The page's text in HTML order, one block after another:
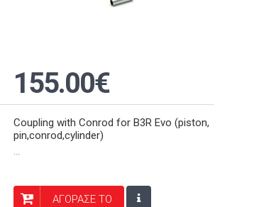
155.00€
Coupling with Conrod for B3R Evo (piston,
pin,conrod,cylinder)
...
ΑΓΟΡΑΣΕ ΤΟ